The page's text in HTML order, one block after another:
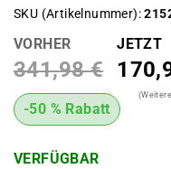
SKU (Artikelnummer)
VORHER
341,98 €
JETZT
-50 % Rabatt
VERFÜGBAR